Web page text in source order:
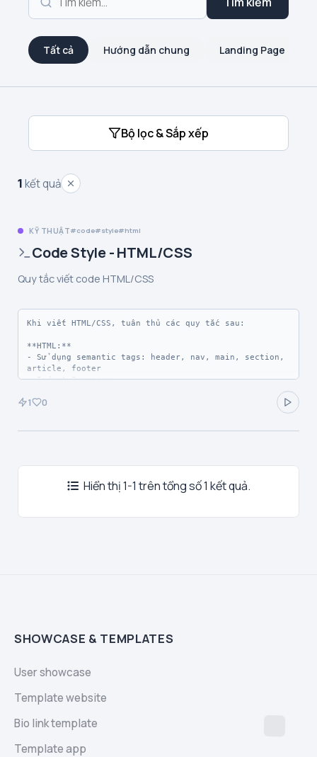
Tất cả Hướng dẫn chung Landing Page
Bộ lọc & Sắp xếp
1kết quả
KỸ THUẬT code style html
Code Style - HTML/CSS
Quy tắc viết code HTML/CSS
Khi viết HTML/CSS, tuân thủ các quy tắc sau:
**HTML:**
- Sử dụng semantic tags: header, nav, main, section,
article, footer
- Indent 2 spaces
src/href, alt/title
- Flexbox/Grid cho layout
- Tránh !important
1 0
Hiển thị 1-1 trên tổng số 1 kết quả.
SHOWCASE & TEMPLATES
User showcase
Template website
Bio link template
Template app